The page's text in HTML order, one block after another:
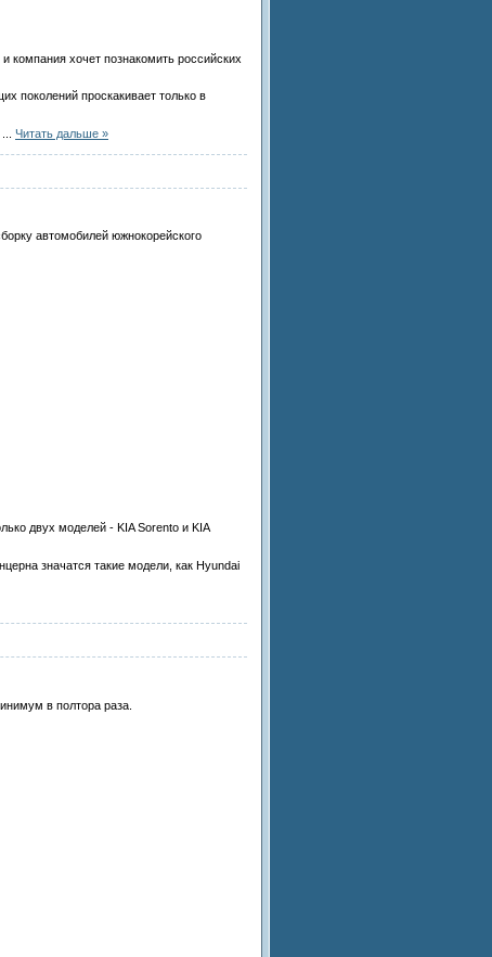
компания хочет познакомить российских
поколений проскакивает только в
Читать дальше »
автомобилей южнокорейского
двух моделей - KIA Sorento и KIA
значатся такие модели, как Hyundai
в полтора раза.